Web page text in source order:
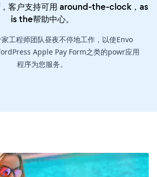
客户支持可用 around-the-clock，as
is the帮助中心。
工程师团队昼夜不停地工作，以使Envo
Apple Pay Form之类的powr应用
程序为您服务。